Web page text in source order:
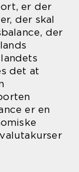
er der
der skal
der
det at
er en